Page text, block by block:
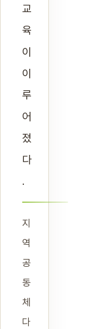
교
육
이
이
루
어
졌
다
.
지
역
공
동
체
다